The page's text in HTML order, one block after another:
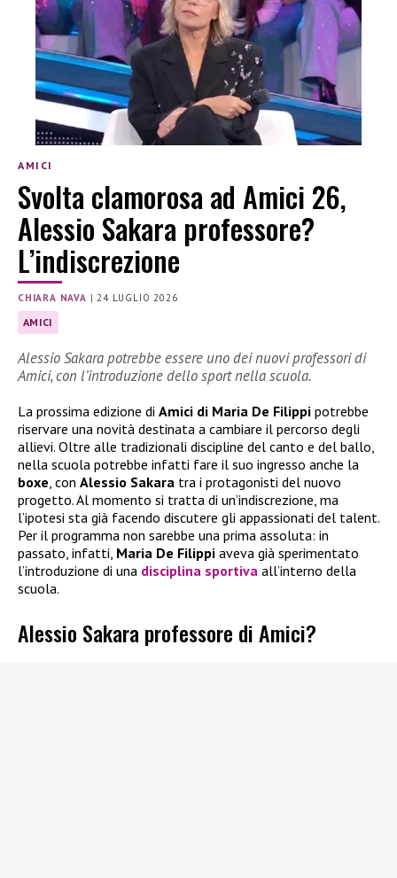
AMICI
Svolta clamorosa ad Amici 26,
Alessio Sakara professore?
L’indiscrezione
CHIARA NAVA |24 LUGLIO 2026
AMICI
Alessio Sakara potrebbe essere uno dei nuovi professori di
Amici, con l’introduzione dello sport nella scuola.
La prossima edizione di Amici di Maria De Filippi potrebbe
riservare una novità destinata a cambiare il percorso degli
allievi. Oltre alle tradizionali discipline del canto e del ballo,
nella scuola potrebbe infatti fare il suo ingresso anche la
boxe , con Alessio Sakara tra i protagonisti del nuovo
progetto. Al momento si tratta di un’indiscrezione, ma
l’ipotesi sta già facendo discutere gli appassionati del talent.
Per il programma non sarebbe una prima assoluta: in
passato, infatti, Maria De Filippi aveva già sperimentato
l’introduzione di una disciplina sportiva all’interno della
scuola.
Alessio Sakara professore di Amici?